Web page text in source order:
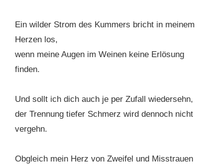
Ein wilder Strom des Kummers bricht in meinem
Herzen los,
wenn meine Augen im Weinen keine Erlösung
finden.
Und sollt ich dich auch je per Zufall wiedersehn,
der Trennung tiefer Schmerz wird dennoch nicht
vergehn.
Obgleich mein Herz von Zweifel und Misstrauen